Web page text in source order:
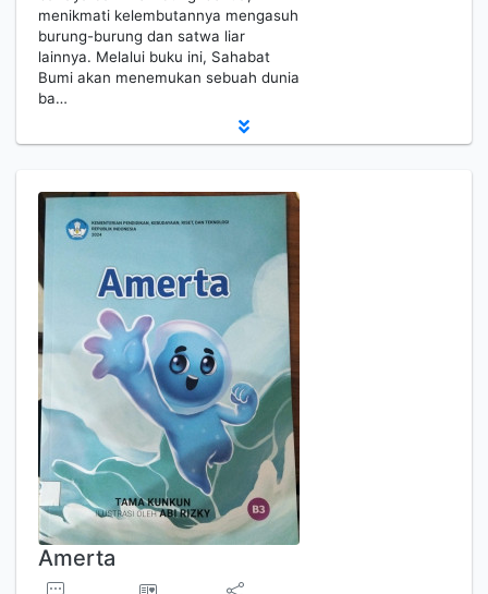
menikmati kelembutannya mengasuh
burung-burung dan satwa liar
lainnya. Melalui buku ini, Sahabat
Bumi akan menemukan sebuah dunia
ba…
Amerta